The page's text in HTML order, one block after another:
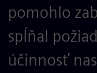
pomohlo
spĺňal
účinnosť